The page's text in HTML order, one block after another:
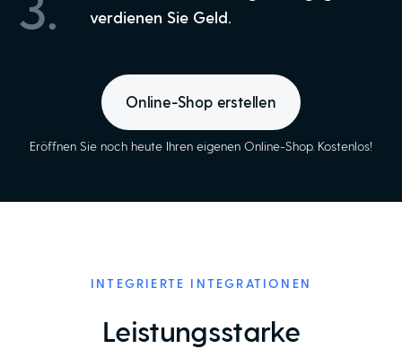
verdienen Sie Geld.
Online-Shop erstellen
Eröffnen Sie noch heute Ihren eigenen Online-Shop. Kostenlos!
INTEGRIERTE INTEGRATIONEN
Leistungsstarke